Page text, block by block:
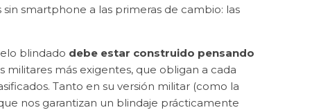
smartphone a las primeras de cambio: las
blindado debe estar construido pensando
más exigentes, que obligan a cada
Tanto en su versión militar (como la
nos garantizan un blindaje prácticamente